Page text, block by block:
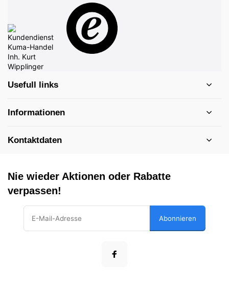
Usefull links
Informationen
Kontaktdaten
Nie wieder Aktionen oder Rabatte
verpassen!
Abonnieren